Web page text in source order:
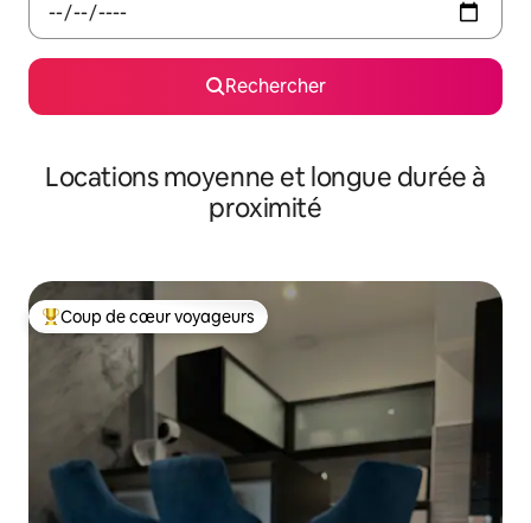
Rechercher
Locations moyenne et longue durée à
proximité
Coups de cœur voyageurs les plus appréciés
Coup de cœur voyageurs